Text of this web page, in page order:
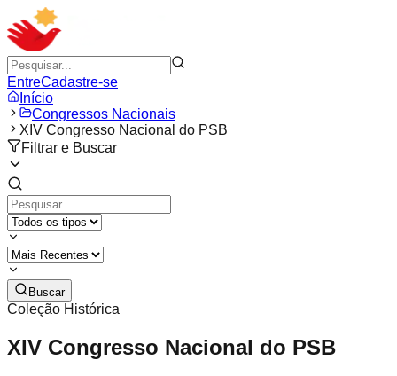
EntreCadastre-se
Início
Congressos Nacionais
XIV Congresso Nacional do PSB
Filtrar e Buscar
Buscar
Coleção Histórica
XIV Congresso Nacional do PSB